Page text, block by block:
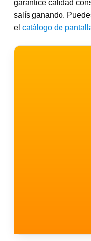
garantice calidad
salís ganando.
el catálogo de